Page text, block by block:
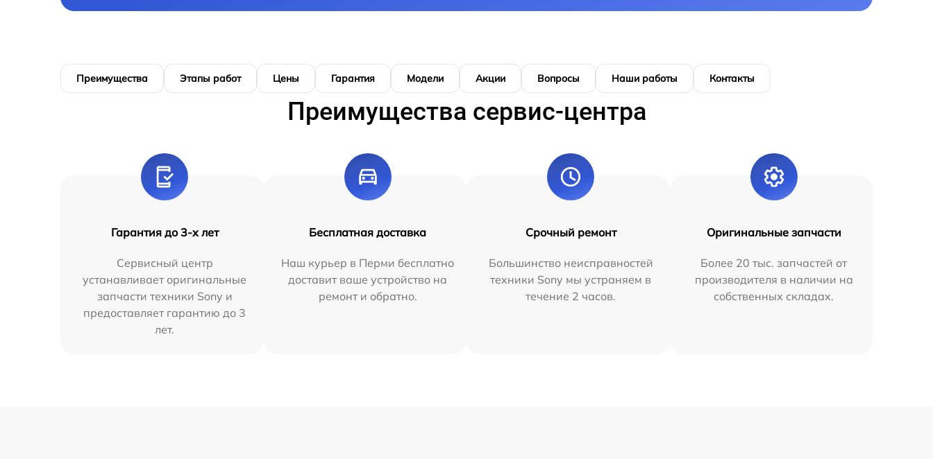
Преимущества Этапы работ Цены Гарантия Модели Акции Вопросы Наши работы Контакты
Преимущества сервис-центра
Гарантия до 3-х лет
Сервисный центр
устанавливает оригинальные
запчасти техники Sony и
предоставляет гарантию до 3
лет.
Бесплатная доставка
Наш курьер в Перми бесплатно
доставит ваше устройство на
ремонт и обратно.
Срочный ремонт
Большинство неисправностей
техники Sony мы устраняем в
течение 2 часов.
Оригинальные запчасти
Более 20 тыс. запчастей от
производителя в наличии на
собственных складах.